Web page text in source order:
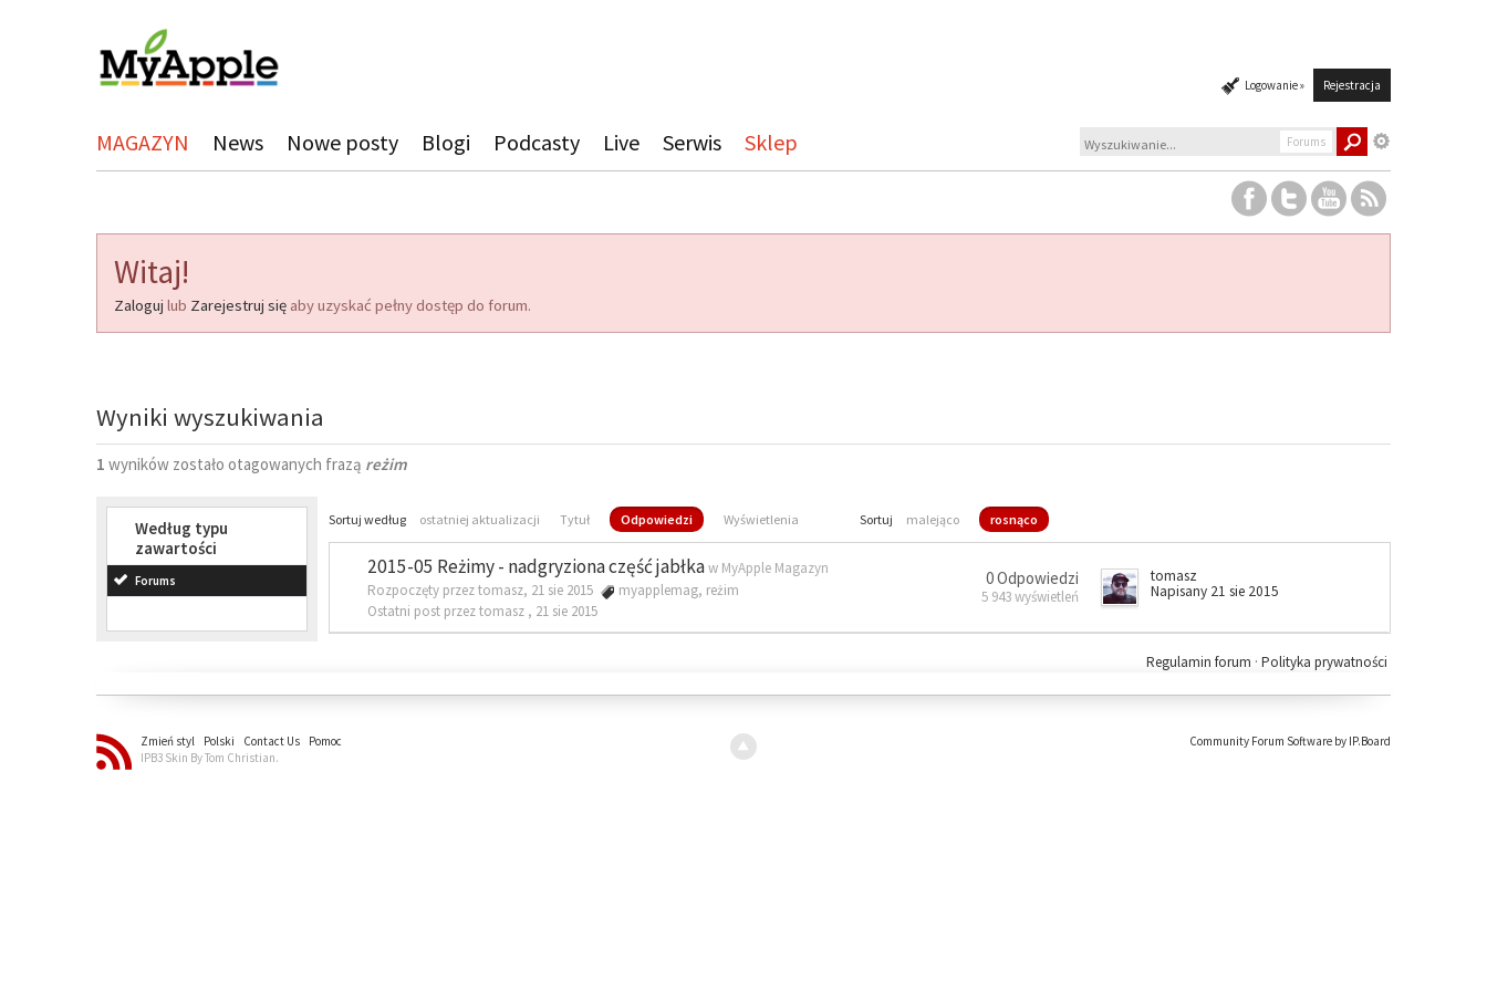
Logowanie » Rejestracja
MAGAZYN News Nowe posty Blogi Podcasty Live Serwis Sklep Forums
Witaj!
Zaloguj lub Zarejestruj się aby uzyskać pełny dostęp do forum.
Wyniki wyszukiwania
1 wyników zostało otagowanych frazą reżim
Według typu
zawartości
Forums
Sortuj według ostatniej aktualizacji Tytuł Odpowiedzi Wyświetlenia Sortuj malejąco rosnąco
2015-05 Reżimy - nadgryziona część jabłkaw MyApple Magazyn
Rozpoczęty przez tomasz, 21 sie 2015
myapplemag, reżim
Ostatni post przez tomasz , 21 sie 2015
0 Odpowiedzi
5 943 wyświetleń
tomasz
Napisany 21 sie 2015
Polityka prywatności
Regulamin forum ·
Zmień styl Polski Contact Us
Pomoc
IPB3 Skin By Tom Christian.
Community Forum Software by IP.Board